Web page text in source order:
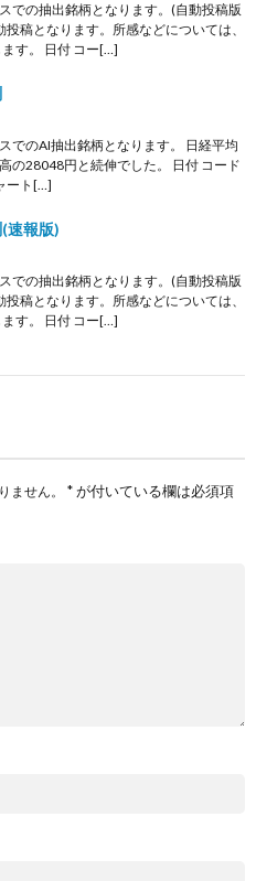
での抽出銘柄となります。(自動投稿版
稿となります。所感などについては、
す。 日付 コー[…]
でのAI抽出銘柄となります。 日経平均
の28048円と続伸でした。 日付 コード
ート[…]
速報版)
での抽出銘柄となります。(自動投稿版
稿となります。所感などについては、
す。 日付 コー[…]
ません。 *が付いている欄は必須項